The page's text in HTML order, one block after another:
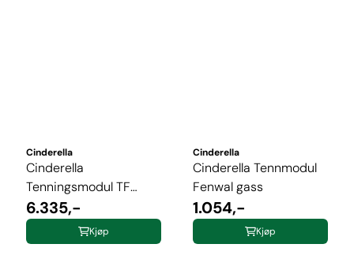
Cinderella
Cinderella
Tenningsmodul TF
trading
6.335,-
Kjøp
Cinderella
Cinderella Tennmodul
Fenwal gass
1.054,-
Kjøp